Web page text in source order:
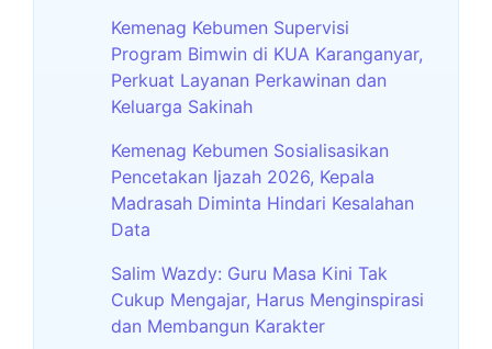
Kemenag Kebumen Supervisi
Program Bimwin di KUA Karanganyar,
Perkuat Layanan Perkawinan dan
Keluarga Sakinah
Kemenag Kebumen Sosialisasikan
Pencetakan Ijazah 2026, Kepala
Madrasah Diminta Hindari Kesalahan
Data
Salim Wazdy: Guru Masa Kini Tak
Cukup Mengajar, Harus Menginspirasi
dan Membangun Karakter